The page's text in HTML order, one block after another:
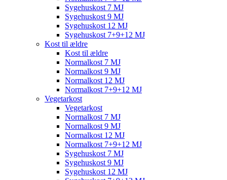
Sygehuskost 7 MJ
Sygehuskost 9 MJ
Sygehuskost 12 MJ
Sygehuskost 7+9+12 MJ
Kost til ældre
Kost til ældre
Normalkost 7 MJ
Normalkost 9 MJ
Normalkost 12 MJ
Normalkost 7+9+12 MJ
Vegetarkost
Vegetarkost
Normalkost 7 MJ
Normalkost 9 MJ
Normalkost 12 MJ
Normalkost 7+9+12 MJ
Sygehuskost 7 MJ
Sygehuskost 9 MJ
Sygehuskost 12 MJ